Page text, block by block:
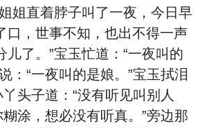
姐直着脖子叫了一夜，今日早
口，世事不知，也出不得一声
儿了。”宝玉忙道：“一夜叫的
：“一夜叫的是娘。”宝玉拭泪
头子道：“没有听见叫别人
糊涂，想必没有听真。”旁边那